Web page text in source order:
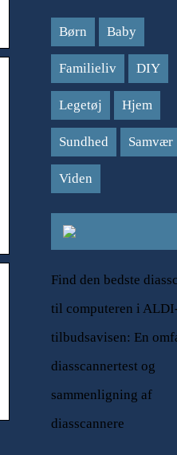
Børn Baby
Familieliv DIY
Legetøj Hjem
Sundhed Samvær
Viden
Find den bedste
til computeren i
tilbudsavisen: En
diasscannertest og
sammenligning af
diasscannere